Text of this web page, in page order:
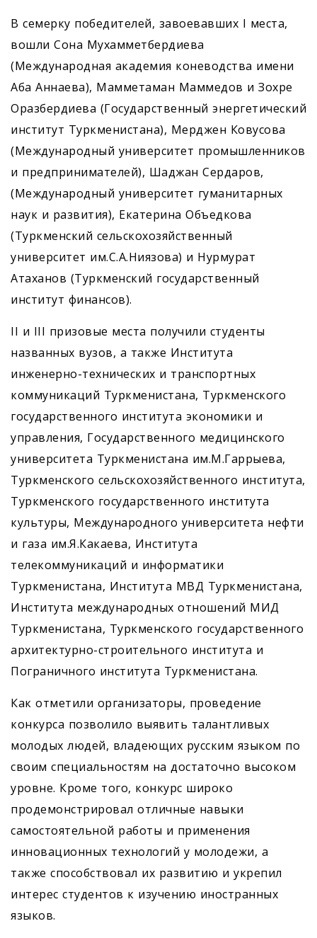
В семерку победителей, завоевавших I места,
вошли Сона Мухамметбердиева
(Международная академия коневодства имени
Аба Аннаева), Мамметаман Маммедов и Зохре
Оразбердиева (Государственный энергетический
институт Туркменистана), Мерджен Ковусова
(Международный университет промышленников
и предпринимателей), Шаджан Сердаров,
(Международный университет гуманитарных
наук и развития), Екатерина Объедкова
(Туркменский сельскохозяйственный
университет им.С.А.Ниязова) и Нурмурат
Атаханов (Туркменский государственный
институт финансов).
II и III призовые места получили студенты
названных вузов, а также Института
инженерно-технических и транспортных
коммуникаций Туркменистана, Туркменского
государственного института экономики и
управления, Государственного медицинского
университета Туркменистана им.М.Гаррыева,
Туркменского сельскохозяйственного института,
Туркменского государственного института
культуры, Международного университета нефти
и газа им.Я.Какаева, Института
телекоммуникаций и информатики
Туркменистана, Института МВД Туркменистана,
Института международных отношений МИД
Туркменистана, Туркменского государственного
архитектурно-строительного института и
Пограничного института Туркменистана.
Как отметили организаторы, проведение
конкурса позволило выявить талантливых
молодых людей, владеющих русским языком по
своим специальностям на достаточно высоком
уровне. Кроме того, конкурс широко
продемонстрировал отличные навыки
самостоятельной работы и применения
инновационных технологий у молодежи, а
также способствовал их развитию и укрепил
интерес студентов к изучению иностранных
языков.